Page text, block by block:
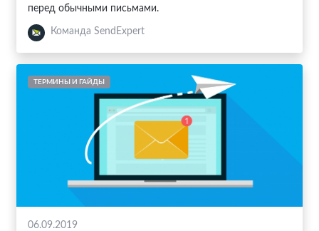
перед обычными письмами.
Команда SendExpert
ТЕРМИНЫ И ГАЙДЫ
06.09.2019